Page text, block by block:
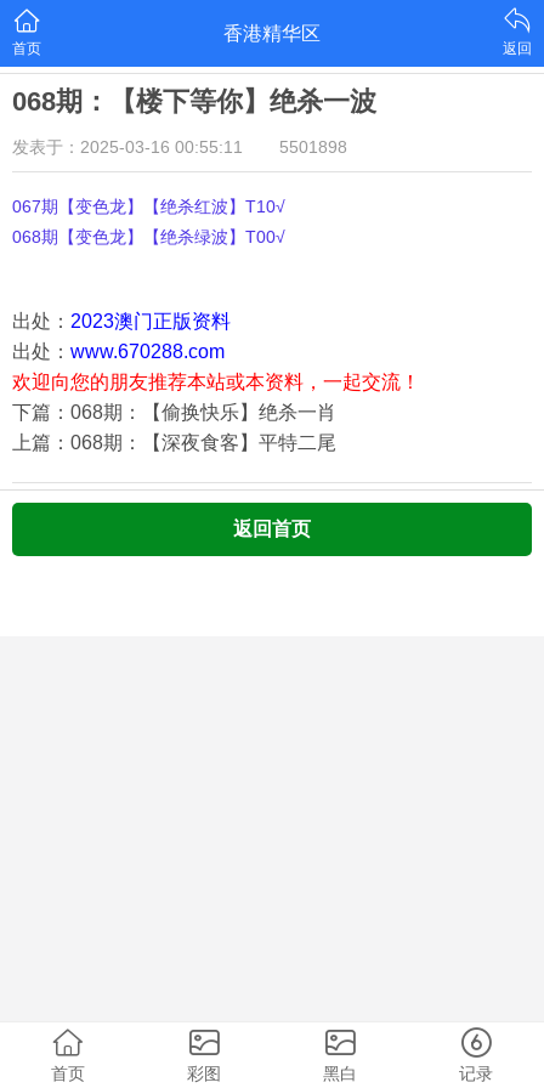
首页
香港精华区
返回
068期：【楼下等你】绝杀一波
发表于：2025-03-16 00:55:11 5501898
067期【变色龙】【绝杀红波】T10√
068期【变色龙】【绝杀绿波】T00√
出处： 2023澳门正版资料
出处： www.670288.com
欢迎向您的朋友推荐本站或本资料，一起交流！
下篇：068期：【偷换快乐】绝杀一肖
上篇：068期：【深夜食客】平特二尾
返回首页
首页 彩图 黑白 记录